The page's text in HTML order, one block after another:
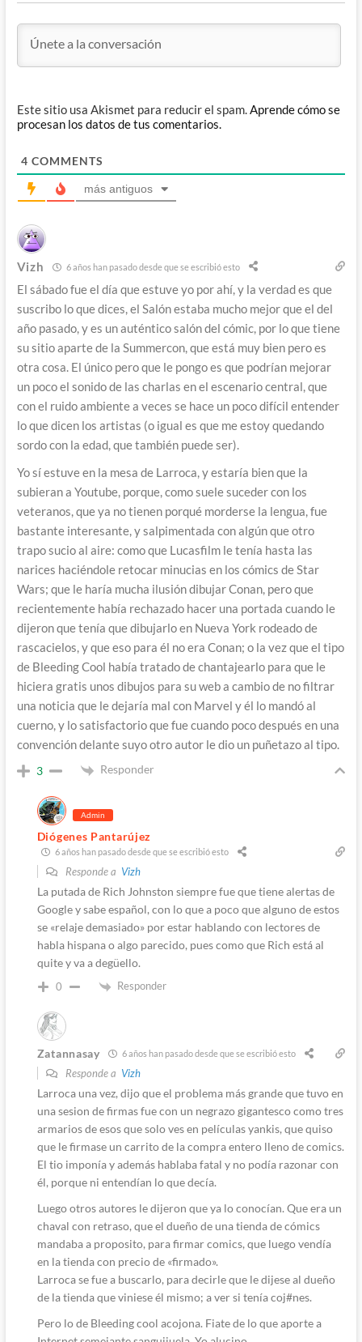
Este sitio usa Akismet para reducir el spam.Aprende cómo se
procesan los datos de tus comentarios.
4 COMMENTS
más antiguos
Vizh 6 años han pasado desde que se escribió esto
El sábado fue el día que estuve yo por ahí, y la verdad es que
suscribo lo que dices, el Salón estaba mucho mejor que el del
año pasado, y es un auténtico salón del cómic, por lo que tiene
su sitio aparte de la Summercon, que está muy bien pero es
otra cosa. El único pero que le pongo es que podrían mejorar
un poco el sonido de las charlas en el escenario central, que
con el ruido ambiente a veces se hace un poco difícil entender
lo que dicen los artistas (o igual es que me estoy quedando
sordo con la edad, que también puede ser).
Yo sí estuve en la mesa de Larroca, y estaría bien que la
subieran a Youtube, porque, como suele suceder con los
veteranos, que ya no tienen porqué morderse la lengua, fue
bastante interesante, y salpimentada con algún que otro
trapo sucio al aire: como que Lucasfilm le tenía hasta las
narices haciéndole retocar minucias en los cómics de Star
Wars; que le haría mucha ilusión dibujar Conan, pero que
recientemente había rechazado hacer una portada cuando le
dijeron que tenía que dibujarlo en Nueva York rodeado de
rascacielos, y que eso para él no era Conan; o la vez que el tipo
de Bleeding Cool había tratado de chantajearlo para que le
hiciera gratis unos dibujos para su web a cambio de no filtrar
una noticia que le dejaría mal con Marvel y él lo mandó al
cuerno, y lo satisfactorio que fue cuando poco después en una
convención delante suyo otro autor le dio un puñetazo al tipo.
3 Responder
Admin
Diógenes Pantarújez
6 años han pasado desde que se escribió esto
Responde a Vizh
La putada de Rich Johnston siempre fue que tiene alertas de
Google y sabe español, con lo que a poco que alguno de estos
se «relaje demasiado» por estar hablando con lectores de
habla hispana o algo parecido, pues como que Rich está al
quite y va a degüello.
0 Responder
Zatannasay 6 años han pasado desde que se escribió esto
Responde a Vizh
Larroca una vez, dijo que el problema más grande que tuvo en
una sesion de firmas fue con un negrazo gigantesco como tres
armarios de esos que solo ves en películas yankis, que quiso
que le firmase un carrito de la compra entero lleno de comics.
El tio imponía y además hablaba fatal y no podía razonar con
él, porque ni entendían lo que decía.
Luego otros autores le dijeron que ya lo conocían. Que era un
chaval con retraso, que el dueño de una tienda de cómics
mandaba a proposito, para firmar comics, que luego vendía
en la tienda con precio de «firmado».
Larroca se fue a buscarlo, para decirle que le dijese al dueño
de la tienda que viniese él mismo; a ver si tenía coj#nes.
Pero lo de Bleeding cool acojona. Fiate de lo que aporte a